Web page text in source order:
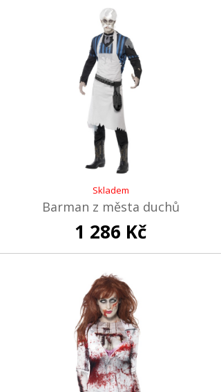
Skladem
Barman z města duchů
1 286 Kč